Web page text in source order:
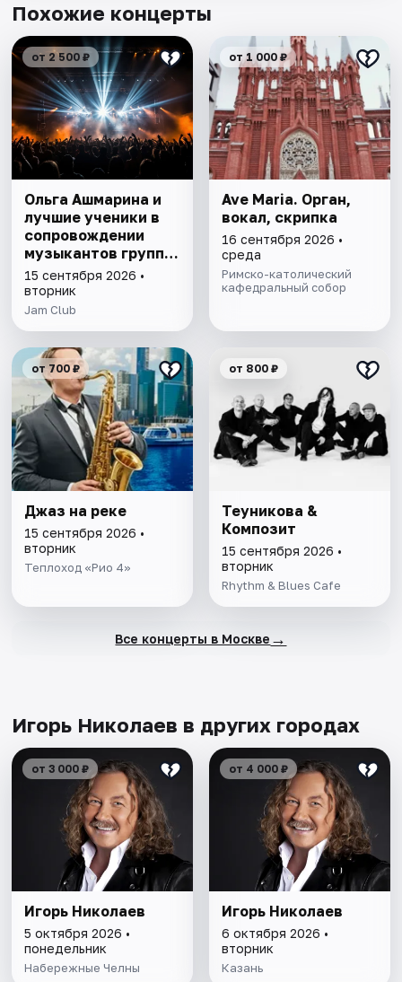
Похожие концерты
от 2 500 ₽
Ольга Ашмарина и
лучшие ученики в
сопровождении
музыкантов группы
Jazz Reflection
15 сентября 2026 •
вторник
Jam Club
от 1 000 ₽
Ave Maria. Орган,
вокал, скрипка
16 сентября 2026 •
среда
Римско-католический
кафедральный собор
от 700 ₽
Джаз на реке
15 сентября 2026 •
вторник
Теплоход «Рио 4»
от 800 ₽
Теуникова &
Композит
15 сентября 2026 •
вторник
Rhythm & Blues Cafe
Все концерты в Москве →
Игорь Николаев в других городах
от 3 000 ₽
Игорь Николаев
5 октября 2026 •
понедельник
Набережные Челны
от 4 000 ₽
Игорь Николаев
6 октября 2026 •
вторник
Казань